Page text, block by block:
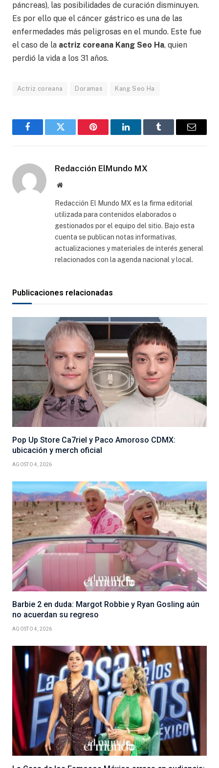
páncreas), las posibilidades de curación disminuyen.
Es por ello que el cáncer gástrico es una de las
enfermedades más peligrosas en el mundo. Este fue
el caso de la actriz coreana Kang Seo Ha, quien
perdió la vida a los 31 años.
Actriz coreana Doramas Kang Seo Ha
FacebookGorjeo Pinterest LinkedInTumblr
Correo
Redacción ElMundo MX
Sitio
Redacción El Mundo MX es la firma editorial
utilizada para contenidos elaborados o
gestionados por el equipo del sitio. Bajo esta
cuenta se publican notas informativas,
actualizaciones y materiales de interés general
relacionados con la agenda nacional y local.
Publicaciones relacionadas
Pop Up Store Ca7riel y Paco Amoroso CDMX:
ubicación y merch oficial
AGOSTO 4, 2026
Barbie 2 en duda: Margot Robbie y Ryan Gosling aún
no acuerdan su regreso
AGOSTO 4, 2026